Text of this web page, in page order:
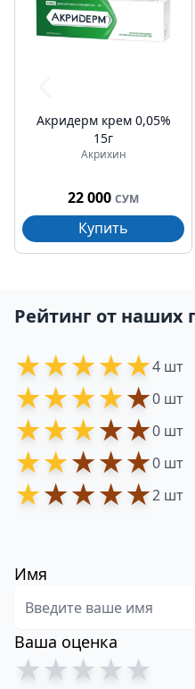
Акридерм крем 0,05%
15г
Акрихин
22 000 СУМ
Купить
Рейтинг от наших
★★★★★4 шт
★★★★★0 шт
★★★★★0 шт
★★★★★0 шт
★★★★★2 шт
Имя
Ваша оценка
★★★★★